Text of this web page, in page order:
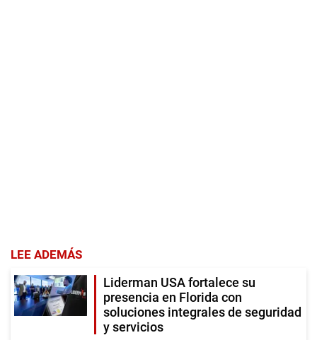
LEE ADEMÁS
Liderman USA fortalece su
presencia en Florida con
soluciones integrales de seguridad
y servicios